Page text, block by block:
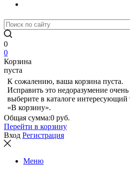
0
0
Корзина
пуста
К сожалению, ваша корзина пуста.
Исправить это недоразумение очень
выберите в каталоге
«В корзину».
Общая сумма:0 руб.
Перейти в корзину
Вход Регистрация
Меню